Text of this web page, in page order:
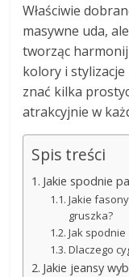
Właściwie
masywne uda,
tworząc
kolory i stylizacje
znać kilka
atrakcyjnie w
Spis treści
Jakie spodnie
Jakie
gruszka?
Jak
Dlaczego
Jakie jeansy